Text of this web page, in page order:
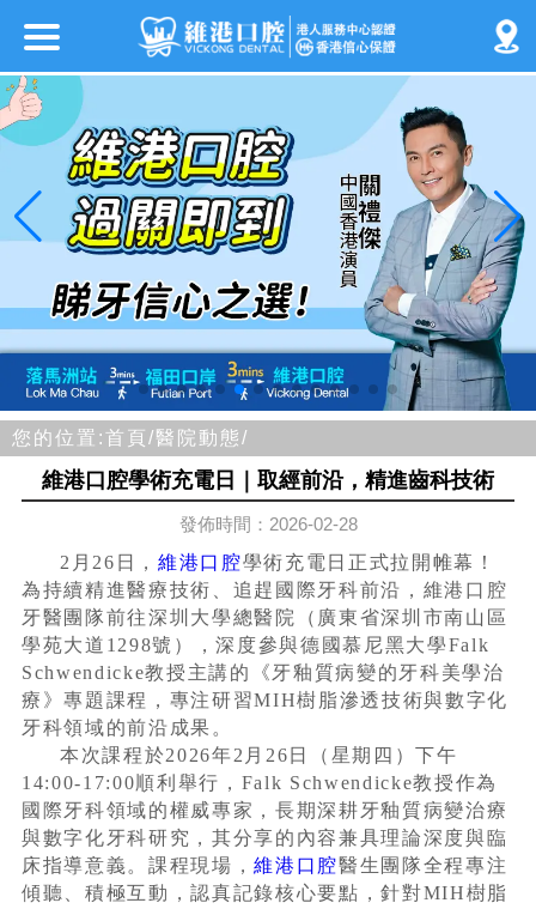
您的位置:首頁/醫院動態/
維港口腔學術充電日｜取經前沿，精進齒科技術
發佈時間：2026-02-28
2月26日， 維港口腔學術充電日正式拉開帷幕！
為持續精進醫療技術、追趕國際牙科前沿，維港口腔
牙醫團隊前往深圳大學總醫院（廣東省深圳市南山區
學苑大道1298號），深度參與德國慕尼黑大學Falk
Schwendicke教授主講的《牙釉質病變的牙科美學治
療》專題課程，專注研習MIH樹脂滲透技術與數字化
牙科領域的前沿成果。
本次課程於2026年2月26日（星期四）下午
14:00-17:00順利舉行，Falk Schwendicke教授作為
國際牙科領域的權威專家，長期深耕牙釉質病變治療
與數字化牙科研究，其分享的內容兼具理論深度與臨
床指導意義。課程現場，維港口腔醫生團隊全程專注
傾聽、積極互動，認真記錄核心要點，針對MIH樹脂